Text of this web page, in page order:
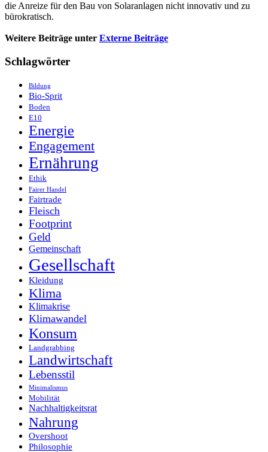
die Anreize für den Bau von Solaranlagen nicht innovativ und zu
bürokratisch.
Weitere Beiträge unter Externe Beiträge
Schlagwörter
Bildung
Bio-Sprit
Boden
E10
Energie
Engagement
Ernährung
Ethik
Fairer Handel
Fairtrade
Fleisch
Footprint
Geld
Gemeinschaft
Gesellschaft
Kleidung
Klima
Klimakrise
Klimawandel
Konsum
Landgrabbing
Landwirtschaft
Lebensstil
Minimalismus
Mobilität
Nachhaltigkeitsrat
Nahrung
Overshoot
Philosophie